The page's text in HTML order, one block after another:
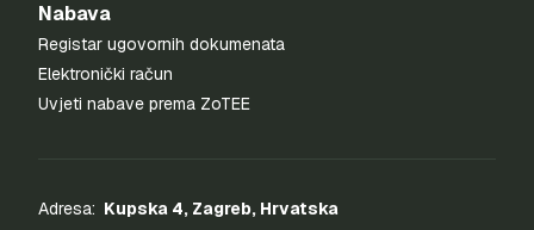
Nabava
Registar ugovornih dokumenata
Elektronički račun
Uvjeti nabave prema ZoTEE
Adresa: Kupska 4, Zagreb, Hrvatska